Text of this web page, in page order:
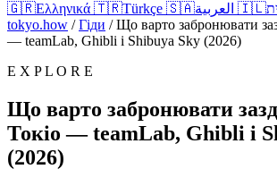
🇬🇷Ελληνικά 🇹🇷Türkçe 🇸🇦 🇮🇱
tokyo.how / Гіди / Що варто забронювати
— teamLab, Ghibli і Shibuya Sky (2026)
E X P L O R E
Що варто забронювати
Токіо — teamLab, Ghibli і
(2026)